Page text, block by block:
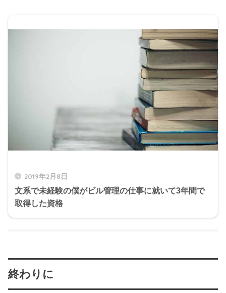
2019年2月8日
文系で未経験の僕がビル管理の仕事に就いて3年間で
取得した資格
終わりに